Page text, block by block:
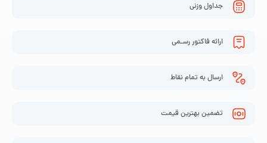
جداول وزنی
ارائه فاکتور رسـمی
ارسال به تمام نقاط
تضمین بهترین قیمت